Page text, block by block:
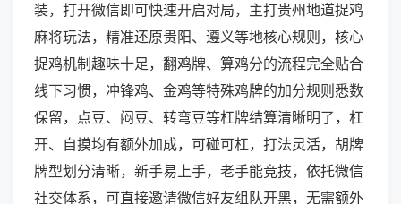
装，打开微信即可快速开启对局，主打贵州地道捉鸡
麻将玩法，精准还原贵阳、遵义等地核心规则，核心
捉鸡机制趣味十足，翻鸡牌、算鸡分的流程完全贴合
线下习惯，冲锋鸡、金鸡等特殊鸡牌的加分规则悉数
保留，点豆、闷豆、转弯豆等杠牌结算清晰明了，杠
开、自摸均有额外加成，可碰可杠，打法灵活，胡牌
牌型划分清晰，新手易上手，老手能竞技，依托微信
社交体系，可直接邀请微信好友组队开黑，无需额外